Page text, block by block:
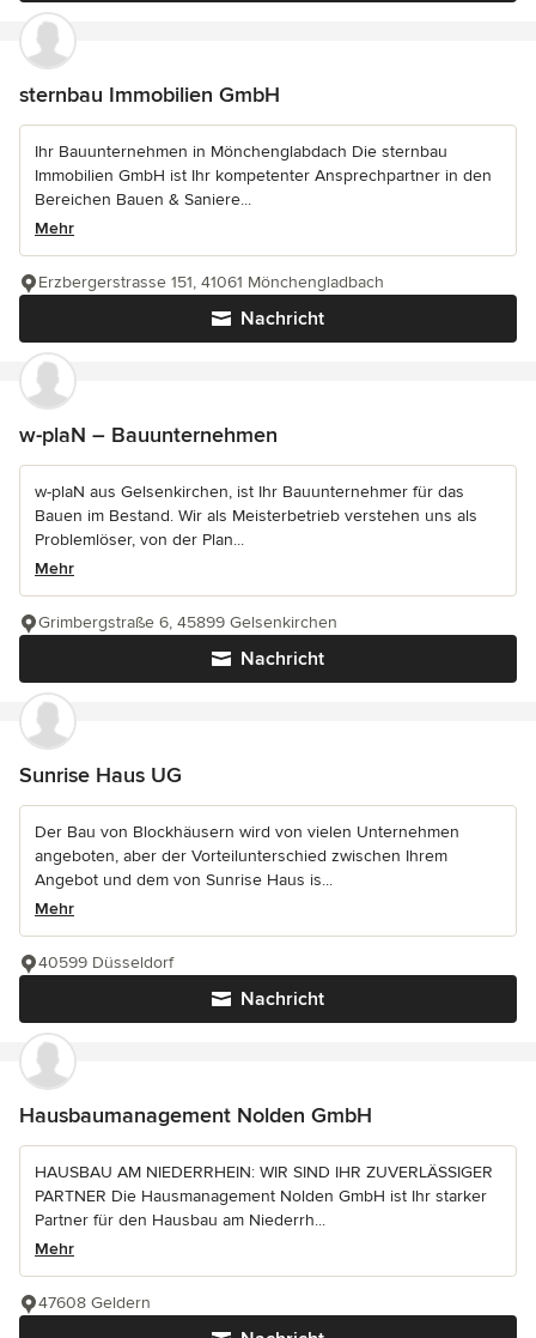
sternbau Immobilien GmbH
Ihr Bauunternehmen in Mönchenglabdach Die sternbau
Immobilien GmbH ist Ihr kompetenter Ansprechpartner in den
Bereichen Bauen & Saniere...
Mehr
Nachricht
Erzbergerstrasse 151, 41061 Mönchengladbach
w-plaN – Bauunternehmen
w-plaN aus Gelsenkirchen, ist Ihr Bauunternehmer für das
Bauen im Bestand. Wir als Meisterbetrieb verstehen uns als
Problemlöser, von der Plan...
Mehr
Nachricht
Grimbergstraße 6, 45899 Gelsenkirchen
Sunrise Haus UG
Der Bau von Blockhäusern wird von vielen Unternehmen
angeboten, aber der Vorteilunterschied zwischen Ihrem
Angebot und dem von Sunrise Haus is...
Mehr
Nachricht
40599 Düsseldorf
Hausbaumanagement Nolden GmbH
HAUSBAU AM NIEDERRHEIN: WIR SIND IHR ZUVERLÄSSIGER
PARTNER Die Hausmanagement Nolden GmbH ist Ihr starker
Partner für den Hausbau am Niederrh...
Mehr
47608 Geldern